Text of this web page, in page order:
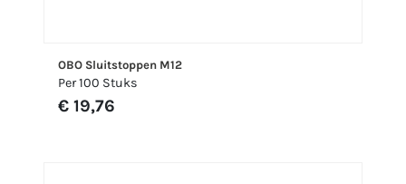
OBO Sluitstoppen M12
Per 100 Stuks
€ 19,76